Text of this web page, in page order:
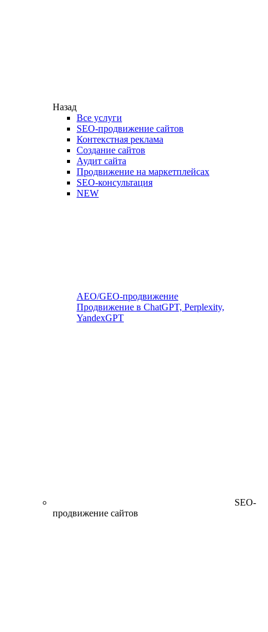
Назад
Все услуги
SEO-продвижение сайтов
Контекстная реклама
Создание сайтов
Аудит сайта
Продвижение на маркетплейсах
SEO-консультация
NEW
AEO/GEO-продвижение
Продвижение в ChatGPT, Perplexity,
YandexGPT
SEO-
продвижение сайтов